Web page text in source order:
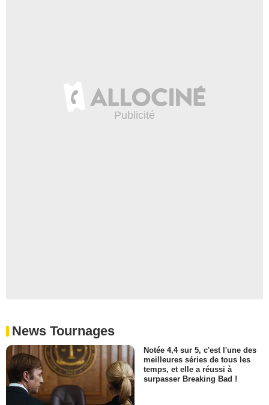
News Tournages
Notée 4,4 sur 5, c'est l'une des
meilleures séries de tous les
temps, et elle a réussi à
surpasser Breaking Bad !